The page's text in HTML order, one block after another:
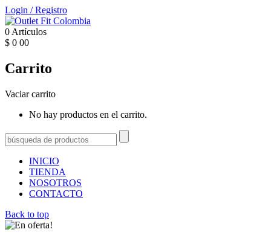
Login /Registro
0 Artículos
$ 0 00
Carrito
Vaciar carrito
No hay productos en el carrito.
INICIO
TIENDA
NOSOTROS
CONTACTO
Back to top